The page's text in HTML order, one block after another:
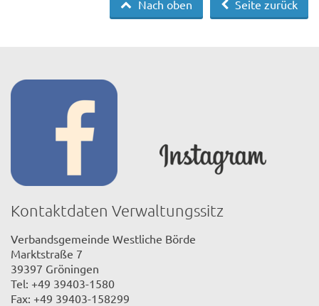
Seite zurück
Nach oben
Kontaktdaten Verwaltungssitz
Verbandsgemeinde Westliche Börde
Marktstraße 7
39397 Gröningen
Tel: +49 39403-1580
Fax: +49 39403-158299